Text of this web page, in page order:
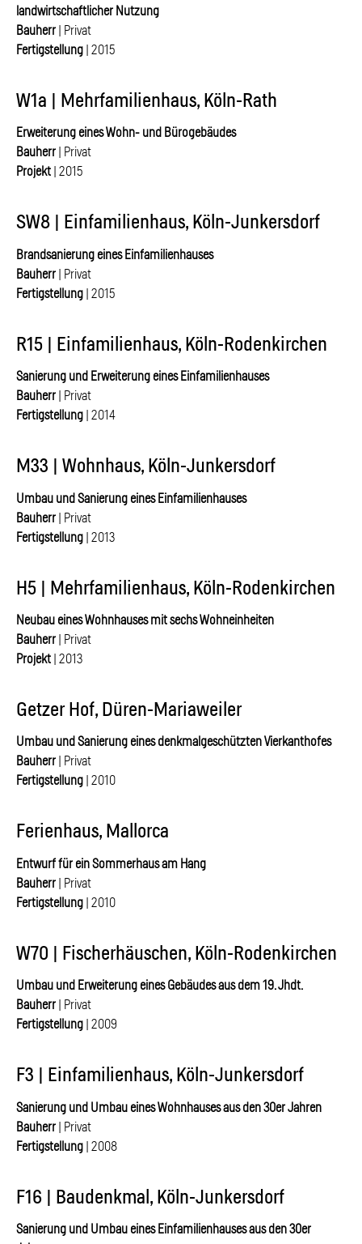
landwirtschaftlicher Nutzung
Bauherr | Privat
Fertigstellung | 2015
W1a | Mehrfamilienhaus, Köln-Rath
Erweiterung eines Wohn- und Bürogebäudes
Bauherr | Privat
Projekt | 2015
SW8 | Einfamilienhaus, Köln-Junkersdorf
Brandsanierung eines Einfamilienhauses
Bauherr | Privat
Fertigstellung | 2015
R15 | Einfamilienhaus, Köln-Rodenkirchen
Sanierung und Erweiterung eines Einfamilienhauses
Bauherr | Privat
Fertigstellung | 2014
M33 | Wohnhaus, Köln-Junkersdorf
Umbau und Sanierung eines Einfamilienhauses
Bauherr | Privat
Fertigstellung | 2013
H5 | Mehrfamilienhaus, Köln-Rodenkirchen
Neubau eines Wohnhauses mit sechs Wohneinheiten
Bauherr | Privat
Projekt | 2013
Getzer Hof, Düren-Mariaweiler
Umbau und Sanierung eines denkmalgeschützten Vierkanthofes
Bauherr | Privat
Fertigstellung | 2010
Ferienhaus, Mallorca
Entwurf für ein Sommerhaus am Hang
Bauherr | Privat
Fertigstellung | 2010
W70 | Fischerhäuschen, Köln-Rodenkirchen
Umbau und Erweiterung eines Gebäudes aus dem 19. Jhdt.
Bauherr | Privat
Fertigstellung | 2009
F3 | Einfamilienhaus, Köln-Junkersdorf
Sanierung und Umbau eines Wohnhauses aus den 30er Jahren
Bauherr | Privat
Fertigstellung | 2008
F16 | Baudenkmal, Köln-Junkersdorf
Sanierung und Umbau eines Einfamilienhauses aus den 30er